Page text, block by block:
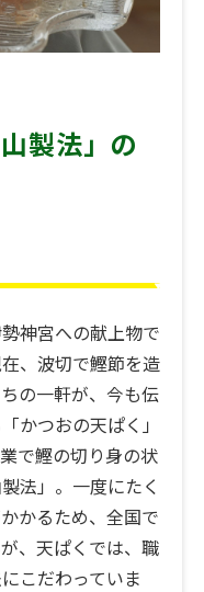
製法」の
神宮への献上物で
、波切で鰹節を造
の一軒が、今も伝
かつおの天ぱく」
で鰹の切り身の状
法」。一度にたく
かるため、全国で
、天ぱくでは、職
こだわっていま